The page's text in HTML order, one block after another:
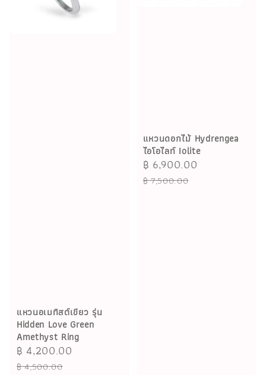
แหวนอเมทิสต์เขียว รุ่น
Hidden Love Green
Amethyst Ring
Sale
price
฿ 4,200.00
฿ 4,500.00
แหวนดอกไม้ Hydrengea
ไอโอไลท์ Iolite
Sale
price
฿ 6,900.00
฿ 7,500.00